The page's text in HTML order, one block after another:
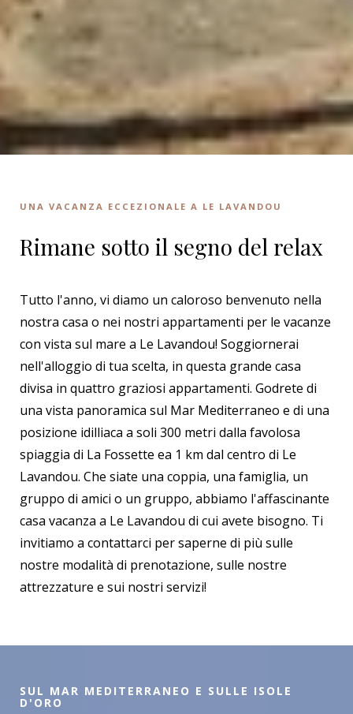
UNA VACANZA ECCEZIONALE A LE LAVANDOU
Rimane sotto il segno del relax
Tutto l'anno, vi diamo un caloroso benvenuto nella
nostra casa o nei nostri appartamenti per le vacanze
con vista sul mare a Le Lavandou! Soggiornerai
nell'alloggio di tua scelta, in questa grande casa
divisa in quattro graziosi appartamenti. Godrete di
una vista panoramica sul Mar Mediterraneo e di una
posizione idilliaca a soli 300 metri dalla favolosa
spiaggia di La Fossette ea 1 km dal centro di Le
Lavandou. Che siate una coppia, una famiglia, un
gruppo di amici o un gruppo, abbiamo l'affascinante
casa vacanza a Le Lavandou di cui avete bisogno. Ti
invitiamo a contattarci per saperne di più sulle
nostre modalità di prenotazione, sulle nostre
attrezzature e sui nostri servizi!
SUL MAR MEDITERRANEO E SULLE ISOLE
D'ORO